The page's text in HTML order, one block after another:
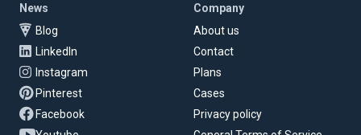
News
Blog
LinkedIn
Instagram
Pinterest
Facebook
Company
About us
Contact
Plans
Cases
Privacy policy